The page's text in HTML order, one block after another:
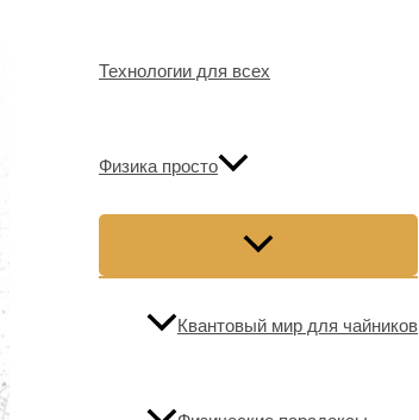
Технологии для всех
Физика просто
Квантовый мир для чайников